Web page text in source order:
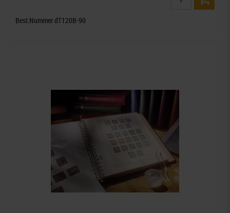
Best.Nummer dT120B-90